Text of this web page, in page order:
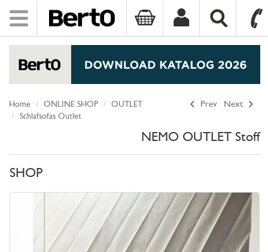
Toggle
navigation
Prev Next
Home ONLINE SHOP
OUTLET
Schlafsofas Outlet
NEMO OUTLET Stoff
SHOP